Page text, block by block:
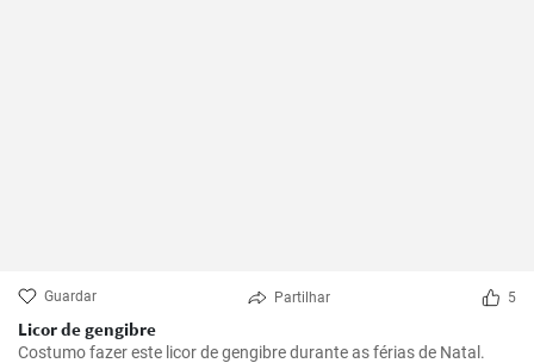
Guardar Partilhar 5
Licor de gengibre
Costumo fazer este licor de gengibre durante as férias de Natal.